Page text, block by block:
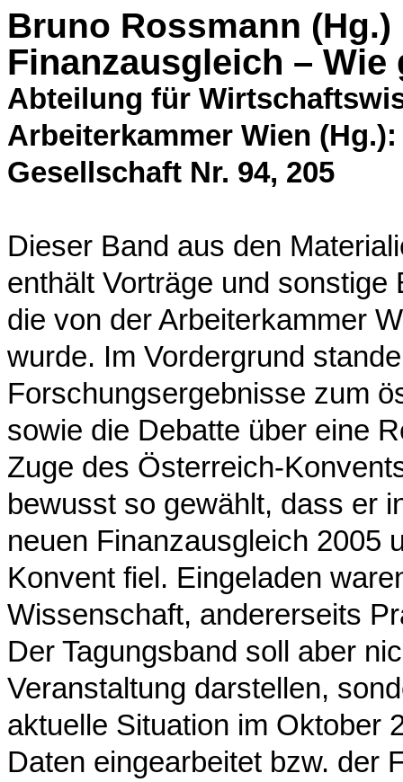
Bruno Rossmann (Hg.)
Finanzausgleich –
Abteilung für
Arbeiterkammer Wien
Gesellschaft Nr. 94, 205
Dieser Band aus den
enthält Vorträge und
die von der Arbeiterkammer
wurde. Im Vordergrund
Forschungsergebnisse zum
sowie die Debatte über eine
Zuge des Österreich-
bewusst so gewählt, dass er
neuen Finanzausgleich 2005
Konvent fiel. Eingeladen
Wissenschaft, andererseits
Der Tagungsband soll aber
Veranstaltung darstellen,
aktuelle Situation im Oktober
Daten eingearbeitet bzw. der